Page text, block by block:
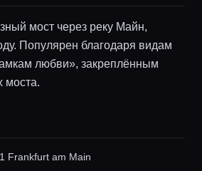
сервис
мост через реку Майн,
Популярен благодаря видам
любви», закреплённым
моста.
Frankfurt am Main